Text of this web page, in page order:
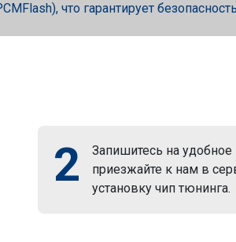
что гарантирует
2
Запишитесь на
приезжайте к нам в
установку чип тюнинга.